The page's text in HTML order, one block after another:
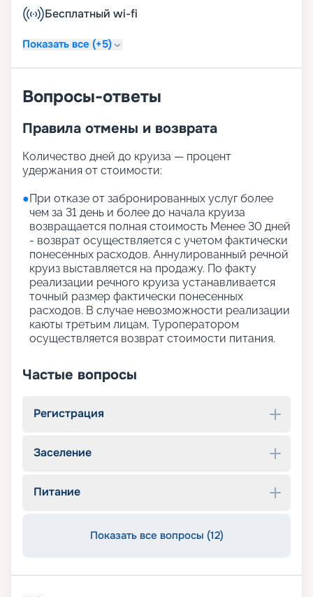
Бесплатный wi-fi
Показать все (+5)
Вопросы-ответы
Правила отмены и возврата
Количество дней до круиза — процент
удержания от стоимости:
●При отказе от забронированных услуг более
чем за 31 день и более до начала круиза
возвращается полная стоимость Менее 30 дней
- возврат осуществляется с учетом фактически
понесенных расходов. Аннулированный речной
круиз выставляется на продажу. По факту
реализации речного круиза устанавливается
точный размер фактически понесенных
расходов. В случае невозможности реализации
каюты третьим лицам, Туроператором
осуществляется возврат стоимости питания.
Частые вопросы
Регистрация
Заселение
Питание
Показать все вопросы (12)